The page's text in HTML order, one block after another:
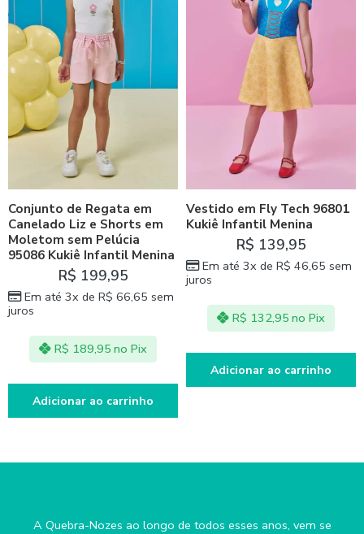
Conjunto de Regata em
Canelado Liz e Shorts em
Moletom sem Pelúcia
95086 Kukiê Infantil Menina
R$ 199,95
Em até 3x de R$ 66,65 sem
juros
R$ 189,95 no Pix
Adicionar ao carrinho
Vestido em Fly Tech 96801
Kukiê Infantil Menina
R$ 139,95
Em até 3x de R$ 46,65 sem
juros
R$ 132,95 no Pix
Adicionar ao carrinho
A Quebra-Nozes ao longo de todos esses anos, vem se